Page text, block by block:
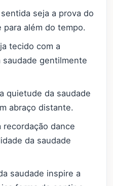
seja a prova do
para além do tempo.
tecido com a
saudade gentilmente
quietude da saudade
abraço distante.
recordação dance
da saudade
saudade inspire a